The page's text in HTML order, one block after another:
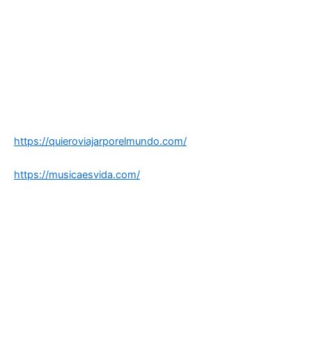
https://quieroviajarporelmundo.com/
https://musicaesvida.com/